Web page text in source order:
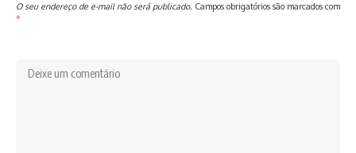
O seu endereço de e-mail não será publicado. Campos obrigatórios são marcados com
*